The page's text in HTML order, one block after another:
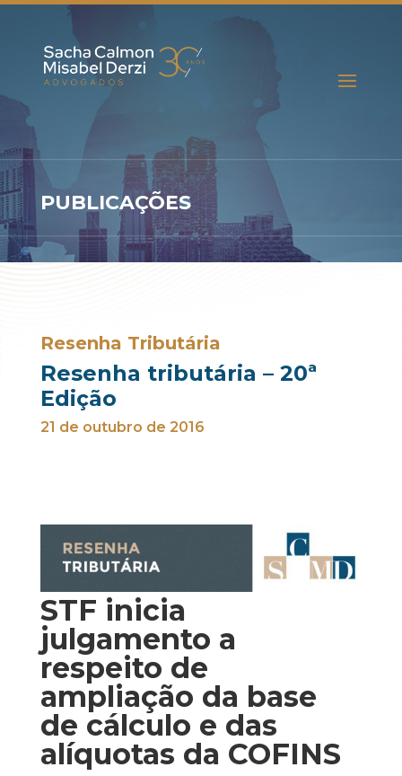
PUBLICAÇÕES
Resenha Tributária
Resenha tributária – 20ª
Edição
21 de outubro de 2016
STF inicia
julgamento a
respeito de
ampliação da base
de cálculo e das
alíquotas da COFINS